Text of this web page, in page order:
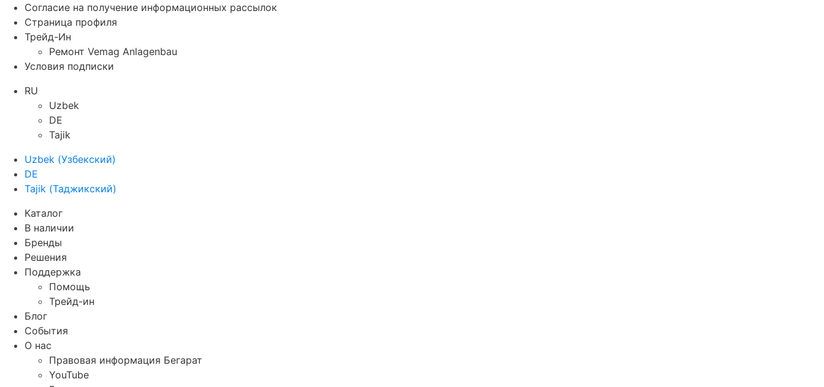
Согласие на получение информационных рассылок
Страница профиля
Трейд-Ин
Ремонт Vemag Anlagenbau
Условия подписки
RU
Uzbek
DE
Tajik
Uzbek (Узбекский)
DE
Tajik (Таджикский)
Каталог
В наличии
Бренды
Решения
Поддержка
Помощь
Трейд-ин
Блог
События
О нас
Правовая информация Бегарат
YouTube